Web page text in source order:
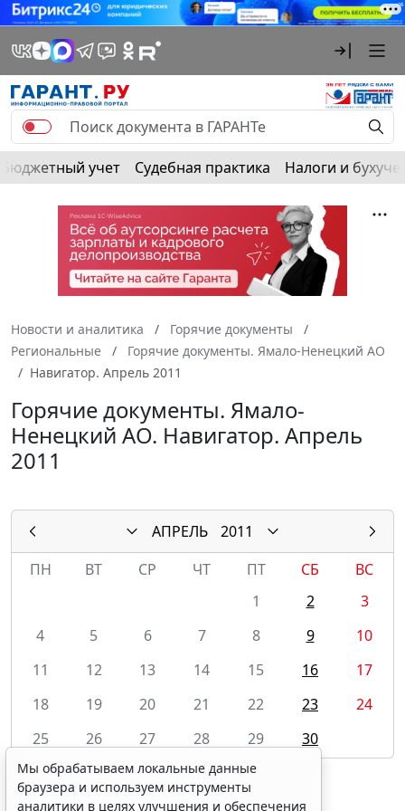
Бюджетный учет Судебная практика Налоги и
Новости и аналитика
Горячие документы
Региональные
Горячие документы. Ямало-Ненецкий АО
Навигатор. Апрель 2011
Горячие документы. Ямало-
Ненецкий АО. Навигатор. Апрель
2011
АПРЕЛЬ
2011
ПН
ВТ СР ЧТ ПТ СБ
ВС
1
2
3
4
5 6 7 8 9
10
11
12 13 14 15 16
17
18
19 20 21 22 23
24
25
26 27 28 29 30
Мы обрабатываем локальные данные
браузера и используем инструменты
аналитики в целях улучшения и обеспечения